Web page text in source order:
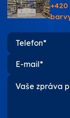
Postupy a
Kontakty
+420